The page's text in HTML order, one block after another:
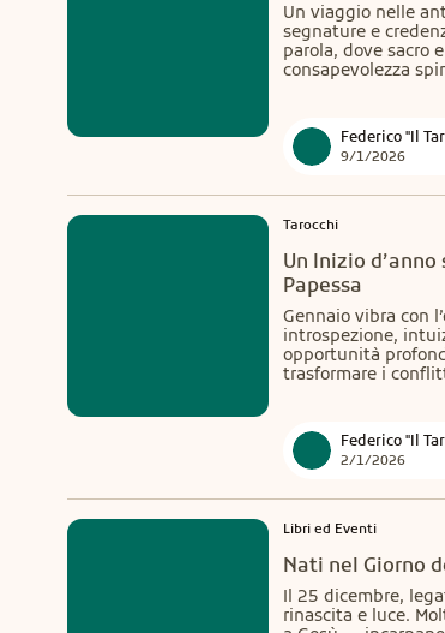
Un viaggio nelle
segnature e
parola, dove sacro
consapevolezza
Federico "Il
9/1/2026
Tarocchi
Un Inizio
Papessa
Gennaio vibra con
introspezione,
opportunità
trasformare i
Federico "Il
2/1/2026
Libri ed Eventi
Nati nel Giorno
Il 25 dicembre,
rinascita e luce.